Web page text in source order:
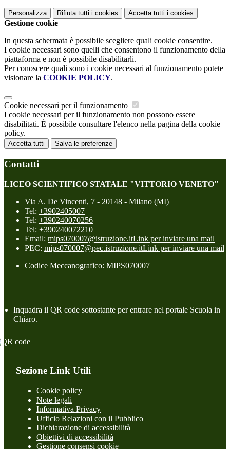
Personalizza Rifiuta tutti i cookies Accetta tutti i cookies
Gestione cookie
In questa schermata è possibile scegliere quali cookie consentire.
I cookie necessari sono quelli che consentono il funzionamento della
piattaforma e non è possibile disabilitarli.
Per conoscere quali sono i cookie necessari al funzionamento potete
visionare la COOKIE POLICY.
Cookie necessari per il funzionamento
I cookie necessari per il funzionamento non possono essere
disabilitati. È possibile consultare l'elenco nella pagina della cookie
policy.
Accetta tutti Salva le preferenze
Contatti
LICEO SCIENTIFICO STATALE "VITTORIO VENETO"
Via A. De Vincenti, 7 - 20148 - Milano (MI)
Tel: +3902405007
Tel: +390240070256
Tel: +390240072210
Email: mips070007@istruzione.itLink per inviare una mail
PEC: mips070007@pec.istruzione.itLink per inviare una mail
Codice Meccanografico: MIPS070007
Inquadra il QR code sottostante per entrare nel portale Scuola in
Chiaro.
Sezione Link Utili
Cookie policy
Note legali
Informativa Privacy
Ufficio Relazioni con il Pubblico
Dichiarazione di accessibilità
Obiettivi di accessibilità
Gestione consensi cookie